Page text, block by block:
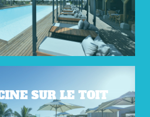
SUR LE TOIT